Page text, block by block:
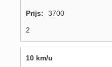
3700
2
10 km/u